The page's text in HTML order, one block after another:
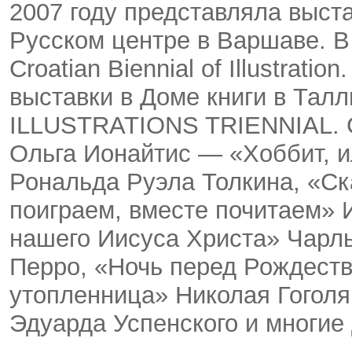
2007 году представляла
Русском центре в Варшаве.
Croatian Biennial of
выставки в Доме книги в
ILLUSTRATIONS
Ольга Ионайтис — «Хоббит,
Рональда Руэла Толкина,
поиграем, вместе
нашего Иисуса Христа»
Перро, «Ночь перед
утопленница» Николая
Эдуарда Успенского и многие